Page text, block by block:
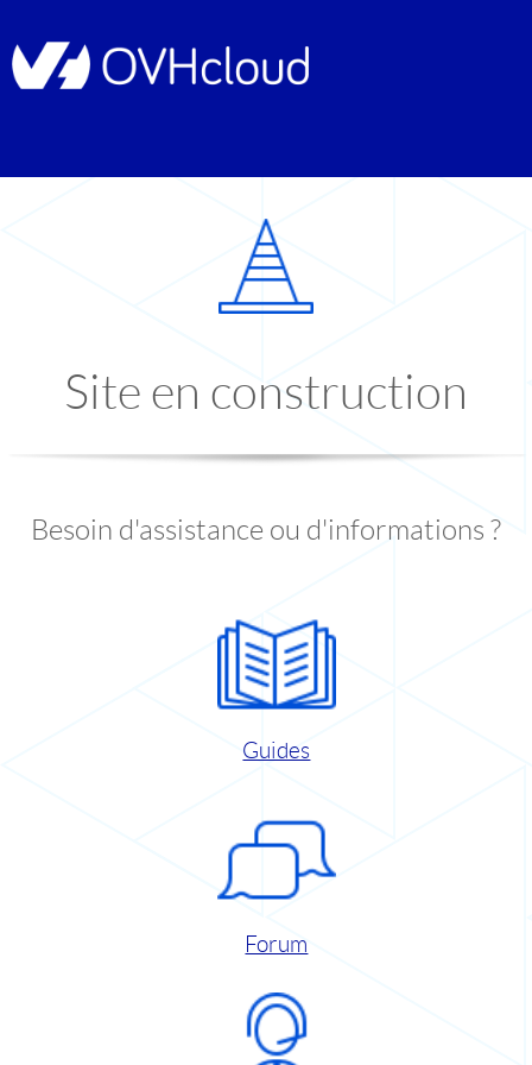
Site en construction
Besoin d'assistance ou d'informations ?
Guides
Forum